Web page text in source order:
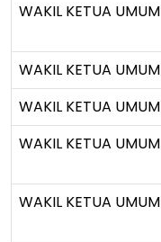
WAKIL KETUA UMUM
WAKIL KETUA UMUM
WAKIL KETUA UMUM
WAKIL KETUA UMUM
WAKIL KETUA UMUM